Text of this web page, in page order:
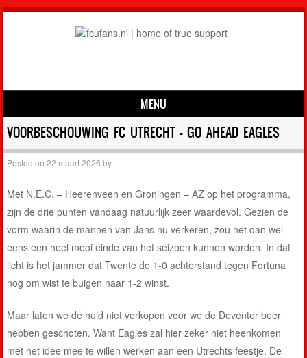
MENU
Skip to content
VOORBESCHOUWING FC UTRECHT – GO AHEAD EAGLES
Posted on22 maart 2026 by
Met N.E.C. – Heerenveen en Groningen – AZ op het programma,
zijn de drie punten vandaag natuurlijk zeer waardevol. Gezien de
vorm waarin de mannen van Jans nu verkeren, zou het dan wel
eens een heel mooi einde van het seizoen kunnen worden. In dat
licht is het jammer dat Twente de 1-0 achterstand tegen Fortuna
nog om wist te buigen naar 1-2 winst.
Maar laten we de huid niet verkopen voor we de Deventer beer
hebben geschoten. Want Eagles zal hier zeker niet heenkomen
met het idee mee te willen werken aan een Utrechts feestje. De